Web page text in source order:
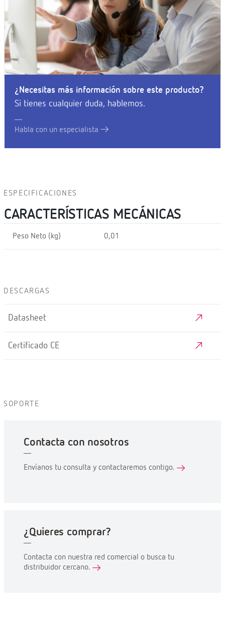
¿Necesitas más información sobre este producto?
Si tienes cualquier duda, hablemos.
Habla con un especialista
ESPECIFICACIONES
CARACTERÍSTICAS MECÁNICAS
Peso Neto (kg) 0,01
DESCARGAS
Datasheet
Certificado CE
SOPORTE
Contacta con nosotros
Envíanos tu consulta y contactaremos contigo.
¿Quieres comprar?
Contacta con nuestra red comercial o busca tu
distribuidor cercano.